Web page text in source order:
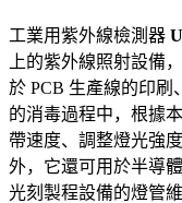
工業用紫外線檢測器
上的紫外線照射設備
於 PCB 生產線的印刷
的消毒過程中，根據
帶速度、調整燈光強
外，它還可用於半導
光刻製程設備的燈管維